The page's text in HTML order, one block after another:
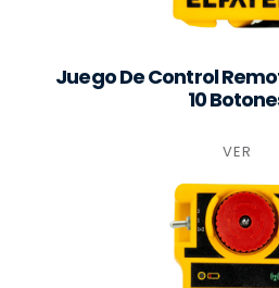
Juego De Control
10
VER